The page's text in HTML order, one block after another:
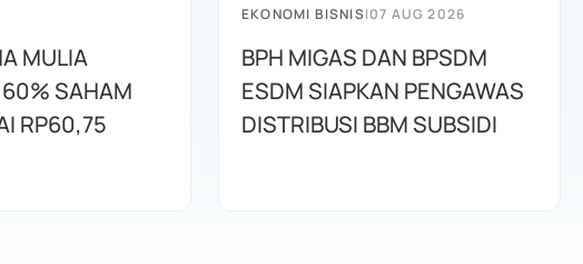
MULIA
SAHAM
RP60,75
EKONOMI BISNIS|07 AUG 2026
BPH MIGAS DAN BPSDM
ESDM SIAPKAN PENGAWAS
DISTRIBUSI BBM SUBSIDI